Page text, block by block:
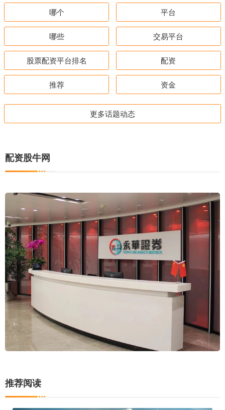
哪个 平台
哪些 交易平台
股票配资平台排名 配资
推荐 资金
更多话题动态
配资股牛网
推荐阅读